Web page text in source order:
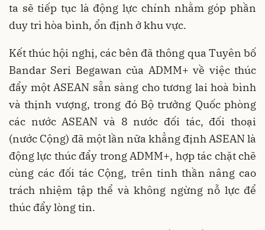
ta sẽ tiếp tục là động lực chính nhằm góp phần
duy trì hòa bình, ổn định ở khu vực.
Kết thúc hội nghị, các bên đã thông qua Tuyên bố
Bandar Seri Begawan của ADMM+ về việc thúc
đẩy một ASEAN sẵn sàng cho tương lai hoà bình
và thịnh vượng, trong đó Bộ trưởng Quốc phòng
các nước ASEAN và 8 nước đối tác, đối thoại
(nước Cộng) đã một lần nữa khẳng định ASEAN là
động lực thúc đẩy trong ADMM+, hợp tác chặt chẽ
cùng các đối tác Cộng, trên tinh thần nâng cao
trách nhiệm tập thể và không ngừng nỗ lực để
thúc đẩy lòng tin.